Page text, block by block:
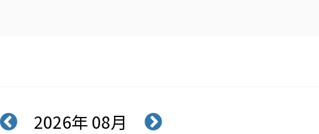
2026年 08月